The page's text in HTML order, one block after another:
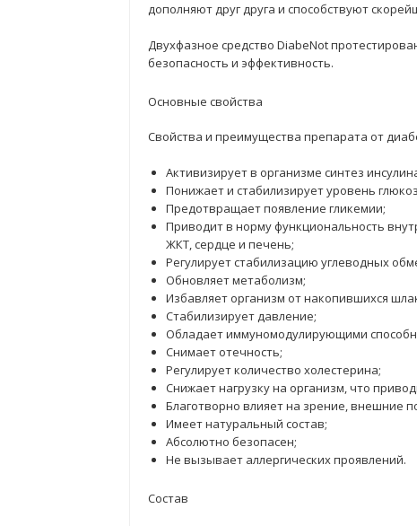
дополняют друг друга и способствуют
Двухфазное средство DiabeNot
безопасность и эффективность.
Основные свойства
Свойства и преимущества препарата от
Активизирует в организме синтез
Понижает и стабилизирует уровень
Предотвращает появление гликемии;
Приводит в норму функциональность
ЖКТ, сердце и печень;
Регулирует стабилизацию углеводных
Обновляет метаболизм;
Избавляет организм от накопившихся
Стабилизирует давление;
Обладает иммуномодулирующими
Снимает отечность;
Регулирует количество холестерина;
Снижает нагрузку на организм, что
Благотворно влияет на зрение, внешние
Имеет натуральный состав;
Абсолютно безопасен;
Не вызывает аллергических проявлений.
Состав